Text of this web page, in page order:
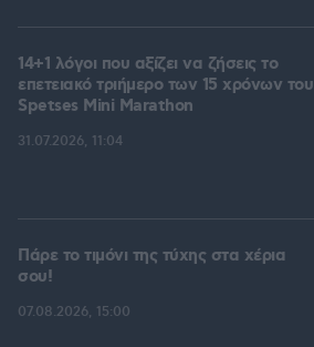
14+1 λόγοι που αξίζει να ζήσεις το
επετειακό τριήμερο των 15 χρόνων του
Spetses Mini Marathon
31.07.2026, 11:04
Πάρε το τιμόνι της τύχης στα χέρια
σου!
07.08.2026, 15:00